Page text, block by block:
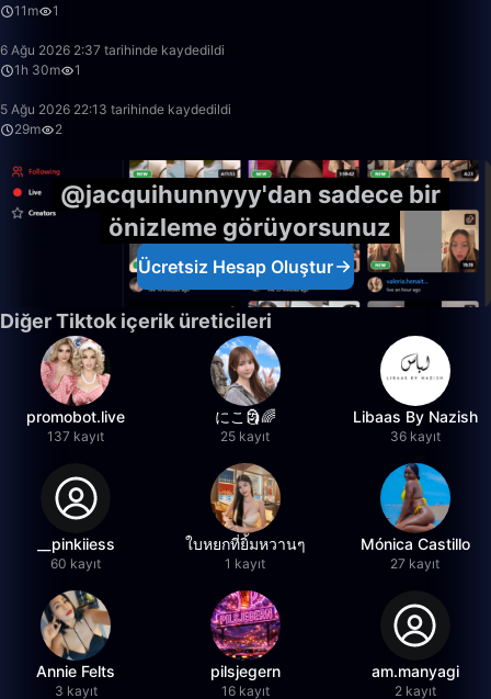
11m
1
6 Ağu 2026 2:37 tarihinde kaydedildi
1h 30m
1
5 Ağu 2026 22:13 tarihinde kaydedildi
29m
2
@jacquihunnyyy'dan sadece bir
önizleme görüyorsunuz
Ücretsiz Hesap Oluştur
Diğer Tiktok içerik üreticileri
promobot.live
137 kayıt
にこ🗿🌈
25 kayıt
Libaas By Nazish
36 kayıt
__pinkiiess
60 kayıt
ใบหยกที่ยิ้มหวานๆ
1 kayıt
Mónica Castillo
27 kayıt
Annie Felts
3 kayıt
pilsjegern
16 kayıt
am.manyagi
2 kayıt